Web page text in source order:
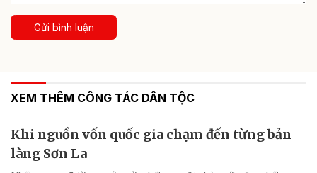
Gửi bình luận
XEM THÊM CÔNG TÁC DÂN TỘC
Khi nguồn vốn quốc gia chạm đến từng bản
làng Sơn La